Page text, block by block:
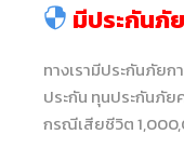
มีประกันภั
ทางเรามีประกันภัยก
ประกัน ทุนประกันภั
กรณีเสียชีวิต